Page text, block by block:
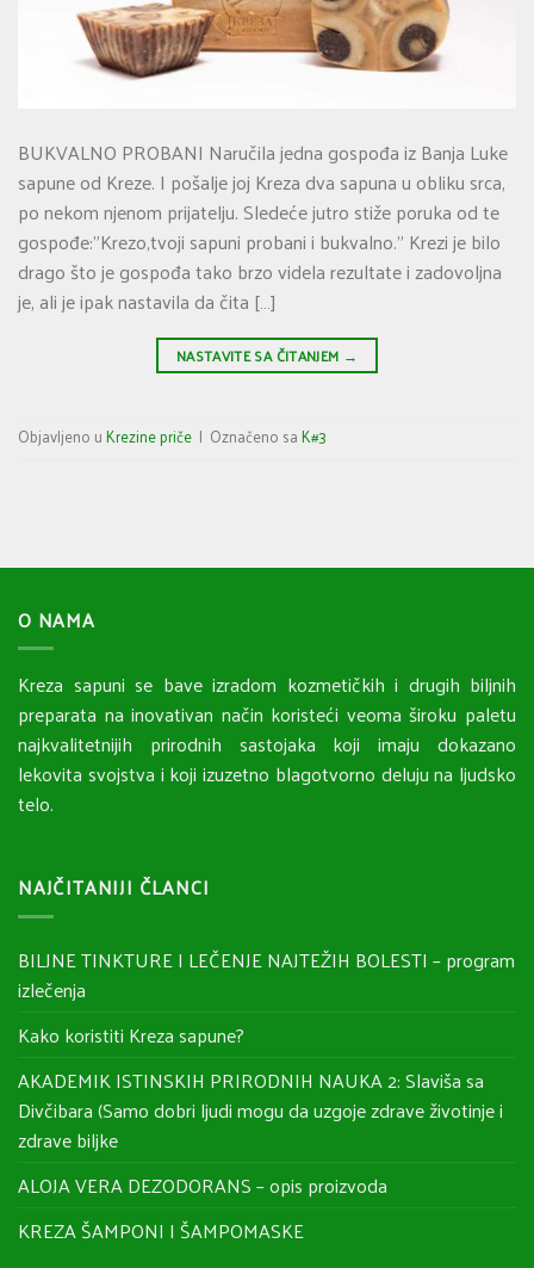
BUKVALNO PROBANI Naručila jedna gospođa iz Banja Luke
sapune od Kreze. I pošalje joj Kreza dva sapuna u obliku srca,
po nekom njenom prijatelju. Sledeće jutro stiže poruka od te
gospođe:”Krezo,tvoji sapuni probani i bukvalno.” Krezi je bilo
drago što je gospođa tako brzo videla rezultate i zadovoljna
je, ali je ipak nastavila da čita […]
NASTAVITE SA ČITANJEM →
Objavljeno uKrezine priče | Označeno saK#3
O NAMA
Kreza sapuni se bave izradom kozmetičkih i drugih biljnih
preparata na inovativan način koristeći veoma široku paletu
najkvalitetnijih prirodnih sastojaka koji imaju dokazano
lekovita svojstva i koji izuzetno blagotvorno deluju na ljudsko
telo.
NAJČITANIJI ČLANCI
BILJNE TINKTURE I LEČENJE NAJTEŽIH BOLESTI – program
izlečenja
Kako koristiti Kreza sapune?
AKADEMIK ISTINSKIH PRIRODNIH NAUKA 2: Slaviša sa
Divčibara (Samo dobri ljudi mogu da uzgoje zdrave životinje i
zdrave biljke
ALOJA VERA DEZODORANS – opis proizvoda
KREZA ŠAMPONI I ŠAMPOMASKE